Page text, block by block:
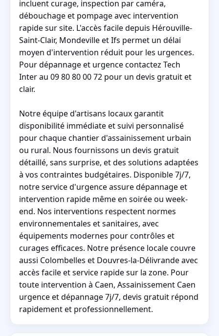
incluent curage, inspection par caméra,
débouchage et pompage avec intervention
rapide sur site. L'accès facile depuis Hérouville-
Saint-Clair, Mondeville et Ifs permet un délai
moyen d'intervention réduit pour les urgences.
Pour dépannage et urgence contactez Tech
Inter au 09 80 80 00 72 pour un devis gratuit et
clair.
Notre équipe d'artisans locaux garantit
disponibilité immédiate et suivi personnalisé
pour chaque chantier d'assainissement urbain
ou rural. Nous fournissons un devis gratuit
détaillé, sans surprise, et des solutions adaptées
à vos contraintes budgétaires. Disponible 7j/7,
notre service d'urgence assure dépannage et
intervention rapide même en soirée ou week-
end. Nos interventions respectent normes
environnementales et sanitaires, avec
équipements modernes pour contrôles et
curages efficaces. Notre présence locale couvre
aussi Colombelles et Douvres-la-Délivrande avec
accès facile et service rapide sur la zone. Pour
toute intervention à Caen, Assainissement Caen
urgence et dépannage 7j/7, devis gratuit répond
rapidement et professionnellement.